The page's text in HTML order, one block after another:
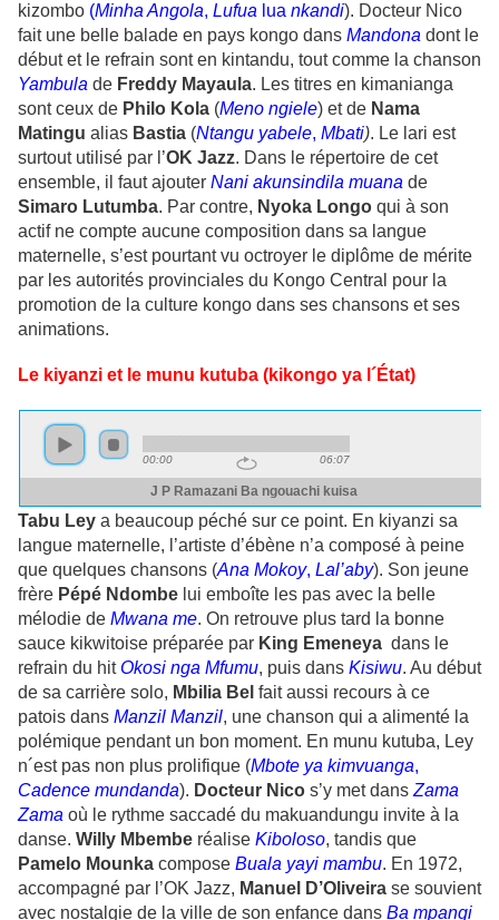
kizombo (Minha Angola, Lufua lua nkandi). Docteur Nico
fait une belle balade en pays kongo dans Mandona dont le
début et le refrain sont en kintandu, tout comme la chanson
Yambula de Freddy Mayaula. Les titres en kimanianga
sont ceux de Philo Kola (Meno ngiele) et de Nama
Matingu alias Bastia (Ntangu yabele, Mbati). Le lari est
surtout utilisé par l’OK Jazz. Dans le répertoire de cet
ensemble, il faut ajouter Nani akunsindila muana de
Simaro Lutumba. Par contre, Nyoka Longo qui à son
actif ne compte aucune composition dans sa langue
maternelle, s’est pourtant vu octroyer le diplôme de mérite
par les autorités provinciales du Kongo Central pour la
promotion de la culture kongo dans ses chansons et ses
animations.
Le kiyanzi et le munu kutuba (kikongo ya l´État)
Tabu Ley a beaucoup péché sur ce point. En kiyanzi sa
langue maternelle, l’artiste d’ébène n’a composé à peine
que quelques chansons (Ana Mokoy, Lal’aby). Son jeune
frère Pépé Ndombe lui emboîte les pas avec la belle
mélodie de Mwana me. On retrouve plus tard la bonne
sauce kikwitoise préparée par King Emeneya dans le
refrain du hitOkosi nga Mfumu, puis dans Kisiwu. Au début
de sa carrière solo, Mbilia Bel fait aussi recours à ce
patois dans Manzil Manzil, une chanson qui a alimenté la
polémique pendant un bon moment. En munu kutuba, Ley
n´est pas non plus prolifique (Mbote ya kimvuanga,
Cadence mundanda). Docteur Nico s’y met dans Zama
Zama où le rythme saccadé du makuandungu invite à la
danse. Willy Mbembe réalise Kiboloso, tandis que
Pamelo Mounka compose Buala yayi mambu. En 1972,
accompagné par l’OK Jazz, Manuel D’Oliveira se souvient
avec nostalgie de la ville de son enfance dans Ba mpangi